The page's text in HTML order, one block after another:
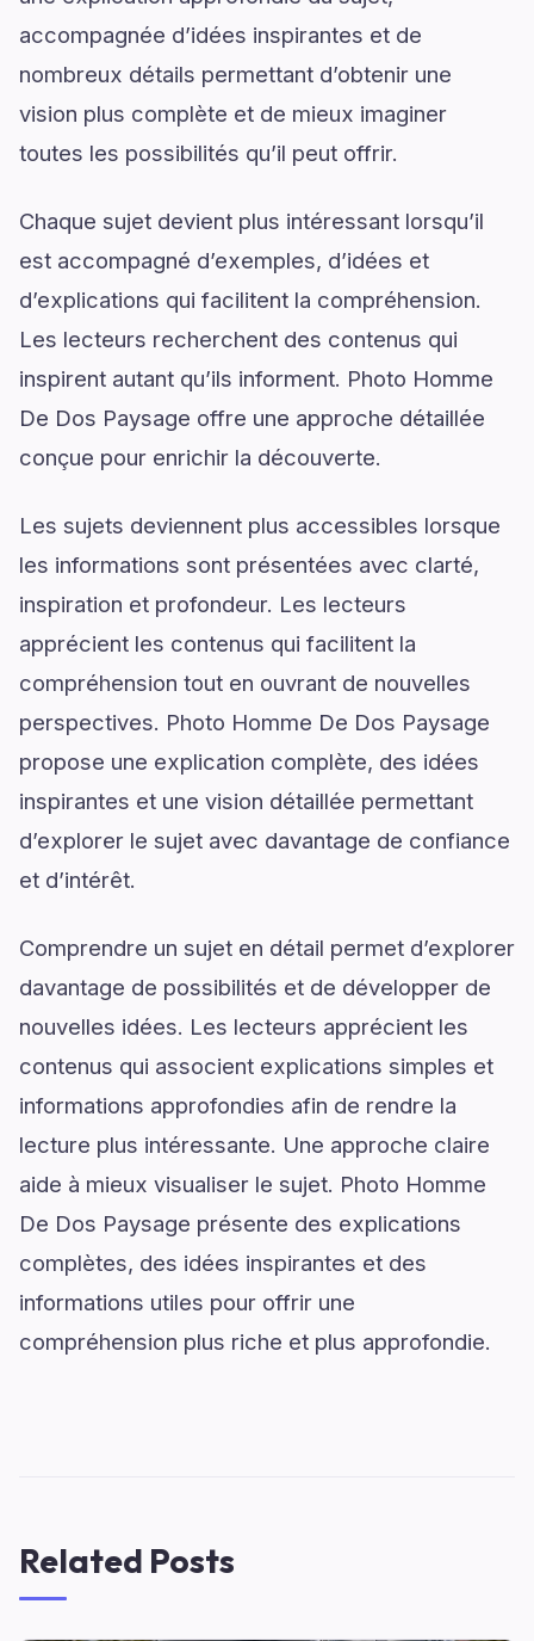
accompagnée d’idées inspirantes et de
nombreux détails permettant d’obtenir une
vision plus complète et de mieux imaginer
toutes les possibilités qu’il peut offrir.
Chaque sujet devient plus intéressant lorsqu’il
est accompagné d’exemples, d’idées et
d’explications qui facilitent la compréhension.
Les lecteurs recherchent des contenus qui
inspirent autant qu’ils informent. Photo Homme
De Dos Paysage offre une approche détaillée
conçue pour enrichir la découverte.
Les sujets deviennent plus accessibles lorsque
les informations sont présentées avec clarté,
inspiration et profondeur. Les lecteurs
apprécient les contenus qui facilitent la
compréhension tout en ouvrant de nouvelles
perspectives. Photo Homme De Dos Paysage
propose une explication complète, des idées
inspirantes et une vision détaillée permettant
d’explorer le sujet avec davantage de confiance
et d’intérêt.
Comprendre un sujet en détail permet d’explorer
davantage de possibilités et de développer de
nouvelles idées. Les lecteurs apprécient les
contenus qui associent explications simples et
informations approfondies afin de rendre la
lecture plus intéressante. Une approche claire
aide à mieux visualiser le sujet. Photo Homme
De Dos Paysage présente des explications
complètes, des idées inspirantes et des
informations utiles pour offrir une
compréhension plus riche et plus approfondie.
Related Posts